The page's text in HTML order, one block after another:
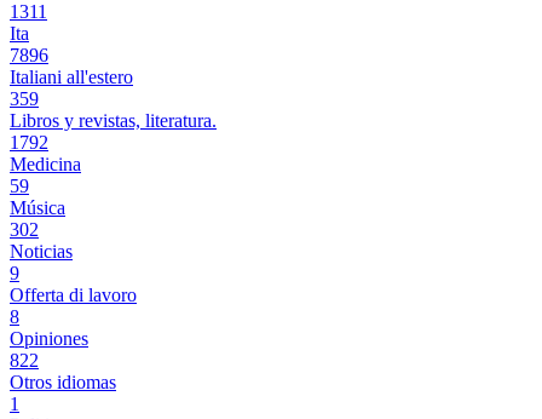
1311
Ita
7896
Italiani all'estero
359
Libros y revistas, literatura.
1792
Medicina
59
Música
302
Noticias
9
Offerta di lavoro
8
Opiniones
822
Otros idiomas
1